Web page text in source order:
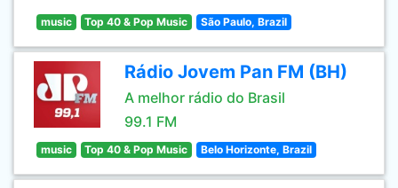
music Top 40 & Pop Music São Paulo, Brazil
Rádio Jovem Pan FM (BH)
A melhor rádio do Brasil
99.1 FM
music Top 40 & Pop Music Belo Horizonte, Brazil